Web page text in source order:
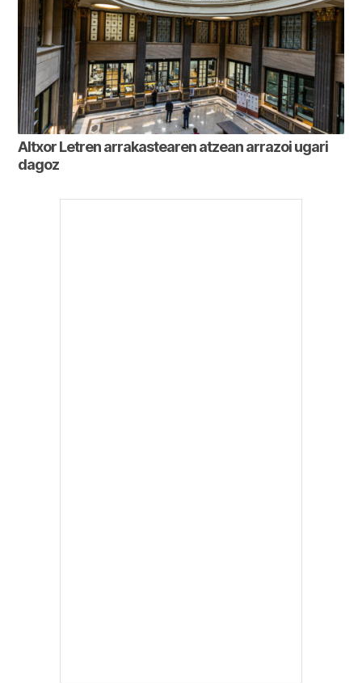
Altxor Letren arrakastearen atzean arrazoi ugari
dagoz